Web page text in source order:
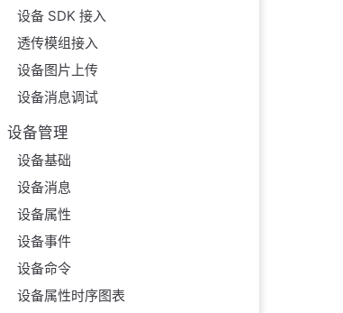
设备 SDK 接入
透传模组接入
设备图片上传
设备消息调试
设备管理
设备基础
设备消息
设备属性
设备事件
设备命令
设备属性时序图表